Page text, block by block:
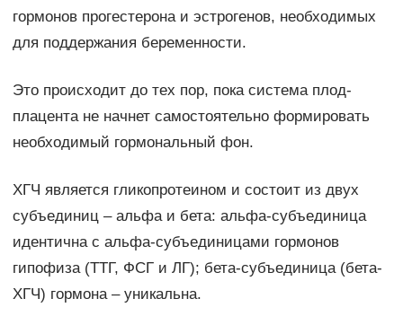
гормонов прогестерона и эстрогенов, необходимых
для поддержания беременности.
Это происходит до тех пор, пока система плод-
плацента не начнет самостоятельно формировать
необходимый гормональный фон.
ХГЧ является гликопротеином и состоит из двух
субъединиц – альфа и бета: альфа-субъединица
идентична с альфа-субъединицами гормонов
гипофиза (ТТГ, ФСГ и ЛГ); бета-субъединица (бета-
ХГЧ) гормона – уникальна.